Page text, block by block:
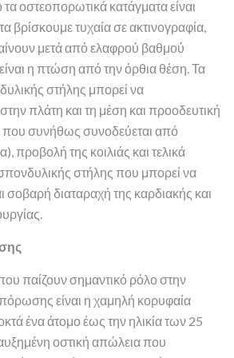
οστεοπορωτικά κατάγματα είναι
βρίσκουμε τυχαία σε ακτινογραφία,
μετά από ελαφρού βαθμού
η πτώση από την όρθια θέση. Τα
στήλης μπορεί να
πλάτη και τη μέση και προοδευτική
συνήθως συνοδεύεται από
της κοιλιάς και τελικά
στήλης που μπορεί να
σοβαρή διαταραχή της καρδιακής και
παίζουν σημαντικό ρόλο στην
είναι η χαμηλή κορυφαία
ένα άτομο έως την ηλικία των 25
οστική απώλεια που